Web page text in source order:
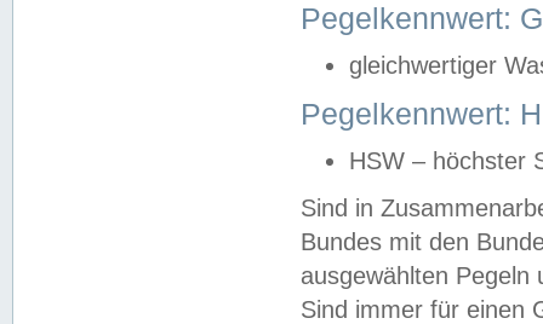
Pegelkennwert:
gleichwertiger
Pegelkennwert:
HSW – höchster
Sind in
Bundes mit den
ausgewählten
Sind immer für einen